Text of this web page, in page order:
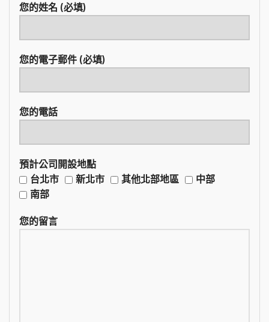
您的姓名 (必填)
您的電子郵件 (必填)
您的電話
預計公司開設地點
台北市
新北市 其他北部地區
中部
南部
您的留言